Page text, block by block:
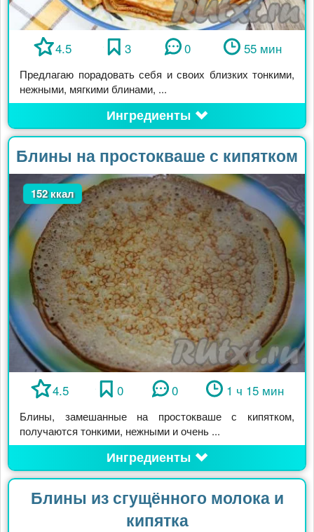
4.5 3 0 55 мин
Предлагаю порадовать себя и своих близких тонкими,
нежными, мягкими блинами, ...
Ингредиенты
Блины на простокваше с кипятком
152 ккал
4.5 0 0 1 ч 15 мин
Блины, замешанные на простокваше с кипятком,
получаются тонкими, нежными и очень ...
Ингредиенты
Блины из сгущённого молока и
кипятка